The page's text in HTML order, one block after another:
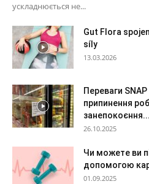
ускладнюється не...
Gut Flora
síly
13.03.2026
Переваги
припинення
занепокоєння...
26.10.2025
Чи можете ви
допомогою
01.09.2025